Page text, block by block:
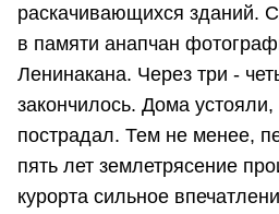
раскачивающихся зданий.
в памяти анапчан
Ленинакана. Через три -
закончилось. Дома
пострадал. Тем не менее,
пять лет землетрясение
курорта сильное